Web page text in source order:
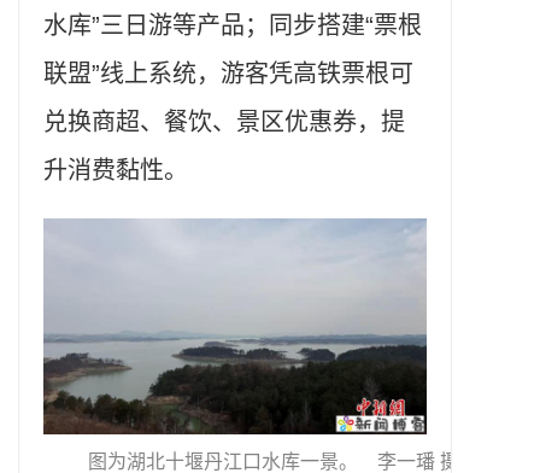
水库”三日游等产品；同步搭建“票根
联盟”线上系统，游客凭高铁票根可
兑换商超、餐饮、景区优惠券，提
升消费黏性。
图为湖北十堰丹江口水库一景。 李一璠 摄